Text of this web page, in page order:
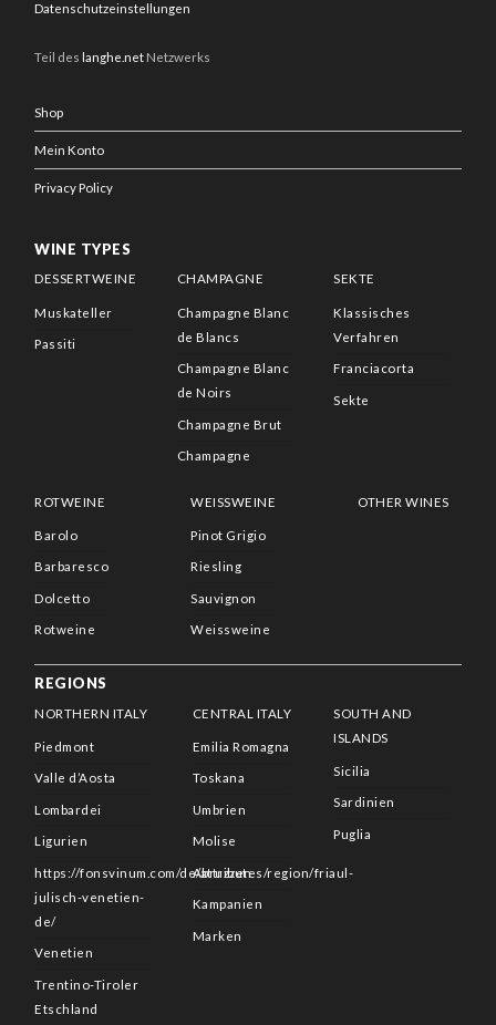
Datenschutzeinstellungen
Teil des langhe.net Netzwerks
Shop
Mein Konto
Privacy Policy
WINE TYPES
DESSERTWEINE
Muskateller
Passiti
CHAMPAGNE
Champagne Blanc
de Blancs
Champagne Blanc
de Noirs
Champagne Brut
Champagne
SEKTE
Klassisches
Verfahren
Franciacorta
Sekte
ROTWEINE
Barolo
Barbaresco
Dolcetto
Rotweine
WEISSWEINE
Pinot Grigio
Riesling
Sauvignon
Weissweine
OTHER WINES
REGIONS
NORTHERN ITALY
Piedmont
Valle d’Aosta
Lombardei
Ligurien
https://fonsvinum.com/de/attributes/region/friaul-
julisch-venetien-
de/
Venetien
Trentino-Tiroler
Etschland
CENTRAL ITALY
Emilia Romagna
Toskana
Umbrien
Molise
Abruzzen
Kampanien
Marken
SOUTH AND
ISLANDS
Sicilia
Sardinien
Puglia